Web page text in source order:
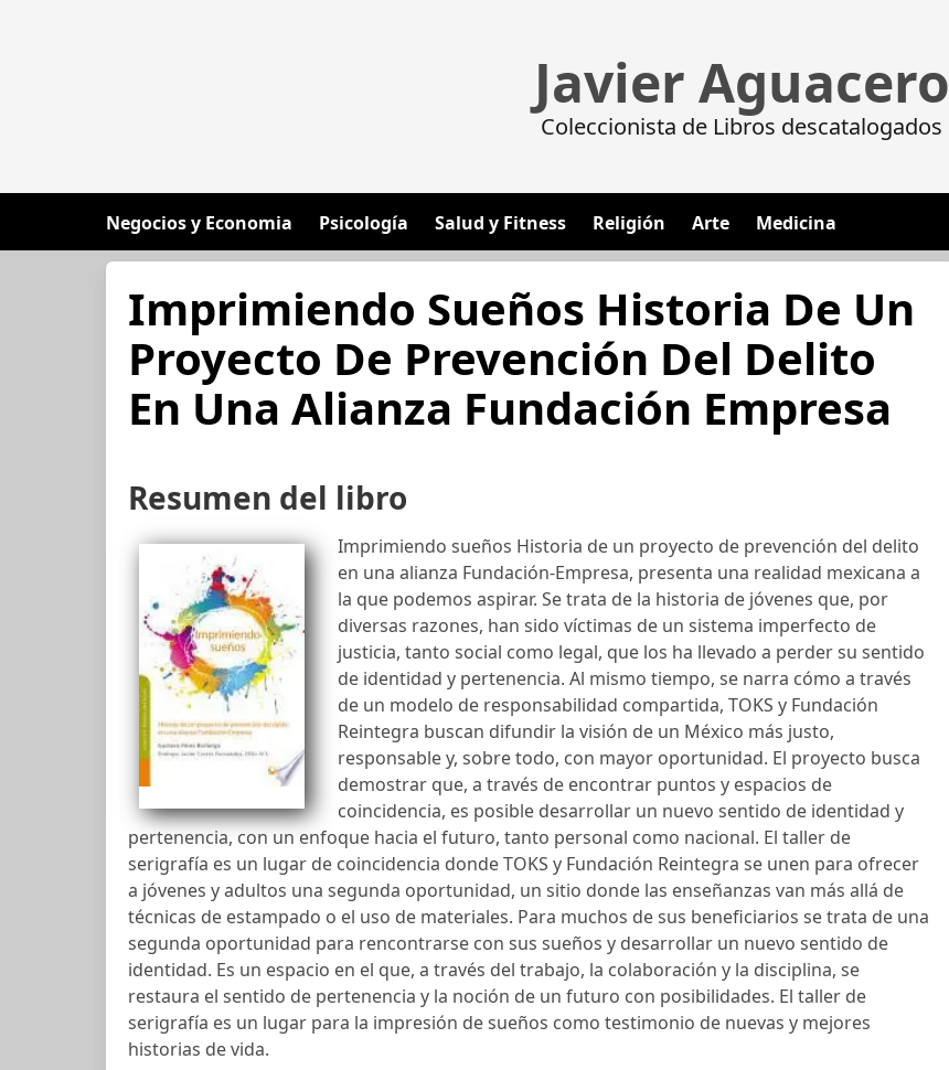
Javier Aguacero
Coleccionista de Libros descatalogados
Negocios y Economia Psicología Salud y Fitness Religión Arte Medicina
Imprimiendo Sueños Historia De Un
Proyecto De Prevención Del Delito
En Una Alianza Fundación Empresa
Resumen del libro
Imprimiendo sueños Historia de un proyecto de prevención del delito
en una alianza Fundación-Empresa, presenta una realidad mexicana a
la que podemos aspirar. Se trata de la historia de jóvenes que, por
diversas razones, han sido víctimas de un sistema imperfecto de
justicia, tanto social como legal, que los ha llevado a perder su sentido
de identidad y pertenencia. Al mismo tiempo, se narra cómo a través
de un modelo de responsabilidad compartida, TOKS y Fundación
Reintegra buscan difundir la visión de un México más justo,
responsable y, sobre todo, con mayor oportunidad. El proyecto busca
demostrar que, a través de encontrar puntos y espacios de
coincidencia, es posible desarrollar un nuevo sentido de identidad y
pertenencia, con un enfoque hacia el futuro, tanto personal como nacional. El taller de
serigrafía es un lugar de coincidencia donde TOKS y Fundación Reintegra se unen para ofrecer
a jóvenes y adultos una segunda oportunidad, un sitio donde las enseñanzas van más allá de
técnicas de estampado o el uso de materiales. Para muchos de sus beneficiarios se trata de una
segunda oportunidad para rencontrarse con sus sueños y desarrollar un nuevo sentido de
identidad. Es un espacio en el que, a través del trabajo, la colaboración y la disciplina, se
restaura el sentido de pertenencia y la noción de un futuro con posibilidades. El taller de
serigrafía es un lugar para la impresión de sueños como testimonio de nuevas y mejores
historias de vida.